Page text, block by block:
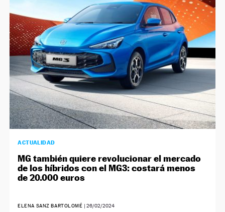
NEWSLETTER
SÍGUENOS
ACTUALIDAD
MG también quiere revolucionar el mercado
de los híbridos con el MG3: costará menos
de 20.000 euros
ELENA SANZ BARTOLOMÉ | 26/02/2024